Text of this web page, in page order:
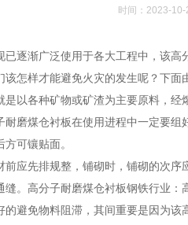
时间：2023-
已逐渐广泛使用于各大工程中，该
怎样才能避免火灾的发生呢？下面
是以各种矿物或矿渣为主要原料，
磨煤仓衬板在使用进程中一定要
可镶贴面。
前应先排规整，铺砌时，铺砌的次
缝。高分子耐磨煤仓衬板钢铁行业
避免物料阻滞，其间重要是因为该